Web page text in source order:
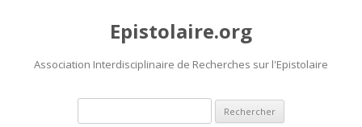
Epistolaire.org
Association Interdisciplinaire de Recherches sur l'Epistolaire
Rechercher :